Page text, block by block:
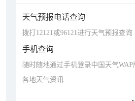
天气预报电话查询
拨打12121或96121进行天气预报查询
手机查询
随时随地通过手机登录中国天气WAP
各地天气资讯